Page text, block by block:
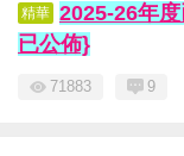
精華 2025-26年
已公佈}
71883 9